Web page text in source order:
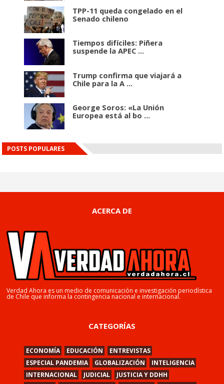
TPP-11 queda congelado en el
Senado chileno
Tiempos difíciles: Piñera
suspende la APEC ...
Trump confirma que viajará a
Chile para la A ...
George Soros: «La Unión
Europea está al bo ...
POSTS POPULARES
ACERCA DE
Verdad Ahora es un medio de comunicación e investigación periodística
de Chile que informa la contingencia nacional e internacional.
CATEGORÍAS
ECONOMÍA EDUCACIÓN
ENTREVISTAS
ESPECIAL PANDEMIA
GLOBALIZACIÓN
INTELIGENCIA
INTERNACIONAL
JUDICIAL
JUSTICIA Y DDHH